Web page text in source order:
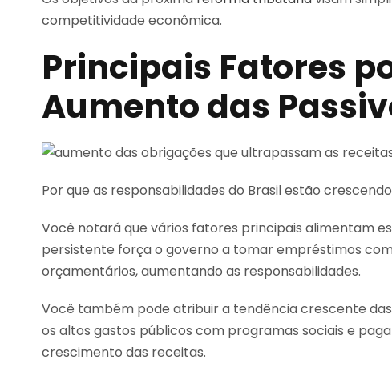
competitividade econômica.
Principais Fatores
Aumento das
Por que as responsabilidades do Brasil estão
Você notará que vários fatores principais alimentam
persistente força o governo a tomar empréstimos
orçamentários, aumentando as responsabilidades.
Você também pode atribuir a tendência crescente
os altos gastos públicos com programas sociais e
crescimento das receitas.